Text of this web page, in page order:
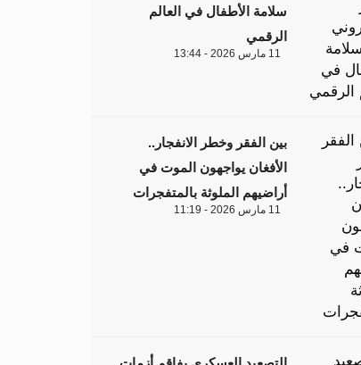
سلامة الأطفال في العالم
الرقمي
11 مارس 2026 - 13:44
بين الفقر وخطر الانفجار..
الأفغان يواجهون الموت في
أراضيهم الملوثة بالمتفجرات
11 مارس 2026 - 11:19